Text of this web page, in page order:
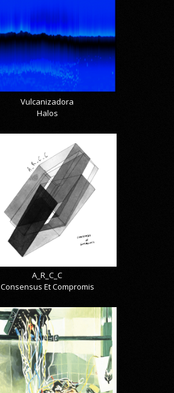
Vulcanizadora
Halos
A_R_C_C
Consensus Et Compromis